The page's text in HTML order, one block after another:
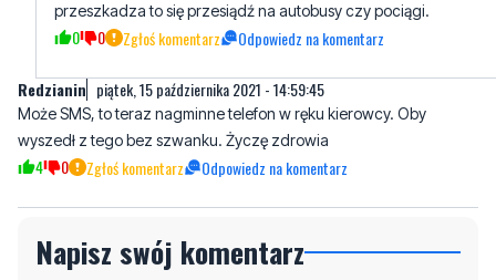
przeszkadza to się przesiądź na autobusy czy pociągi.
0 0 Zgłoś komentarz Odpowiedz na komentarz
Redzianin piątek, 15 października 2021 - 14:59:45
Może SMS, to teraz nagminne telefon w ręku kierowcy. Oby
wyszedł z tego bez szwanku. Życzę zdrowia
4 0 Zgłoś komentarz Odpowiedz na komentarz
Napisz swój komentarz